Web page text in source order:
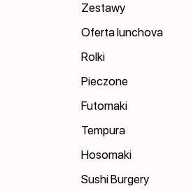
Zestawy
Oferta lunchova
Rolki
Pieczone
Futomaki
Tempura
Hosomaki
Sushi Burgery